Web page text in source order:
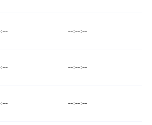
--:--:--
--:--:--
--:--:--